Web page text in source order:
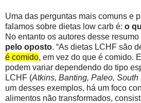
Uma das perguntas mais comuns e
falamos sobre dietas low carb é: o
No entanto os autores desse
pelo oposto. “As dietas LCHF são
é comido, em vez do que é comido.
podem variar dependendo do tipo
LCHF (Atkins, Banting, Paleo, South
um desses exemplos, há um foco
alimentos não transformados,